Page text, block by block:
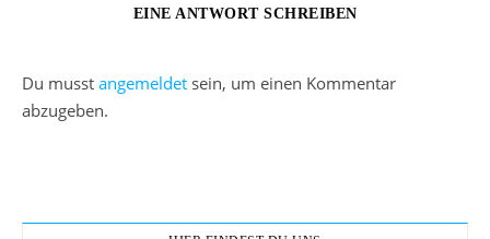
EINE ANTWORT SCHREIBEN
Du musst angemeldet sein, um einen Kommentar
abzugeben.